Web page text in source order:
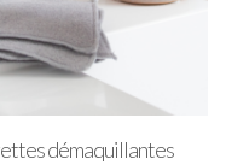
démaquillantes